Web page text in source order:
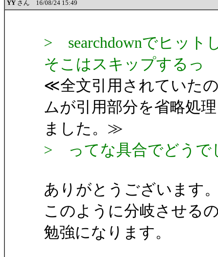
YY さん 16/08/24 15:49
> searchdownでヒット
そこはスキップするっ
≪全文引用されていた
ムが引用部分を省略処
ました。≫
> ってな具合でどうで
ありがとうございます
このように分岐させる
勉強になります。